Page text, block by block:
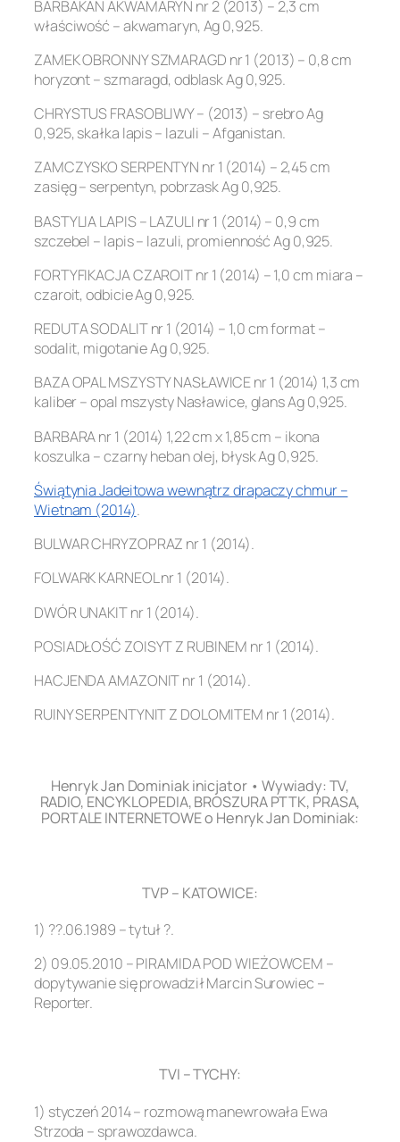
BARBAKAN AKWAMARYN nr 2 (2013) – 2,3 cm
właściwość – akwamaryn, Ag 0,925.
ZAMEK OBRONNY SZMARAGD nr 1 (2013) – 0,8 cm
horyzont – szmaragd, odblask Ag 0,925.
CHRYSTUS FRASOBLIWY – (2013) – srebro Ag
0,925, skałka lapis – lazuli – Afganistan.
ZAMCZYSKO SERPENTYN nr 1 (2014) – 2,45 cm
zasięg – serpentyn, pobrzask Ag 0,925.
BASTYLIA LAPIS – LAZULI nr 1 (2014) – 0,9 cm
szczebel – lapis – lazuli, promienność Ag 0,925.
FORTYFIKACJA CZAROIT nr 1 (2014) – 1,0 cm miara –
czaroit, odbicie Ag 0,925.
REDUTA SODALIT nr 1 (2014) – 1,0 cm format –
sodalit, migotanie Ag 0,925.
BAZA OPAL MSZYSTY NASŁAWICE nr 1 (2014) 1,3 cm
kaliber – opal mszysty Nasławice, glans Ag 0,925.
BARBARA nr 1 (2014) 1,22 cm x 1,85 cm – ikona
koszulka – czarny heban olej, błysk Ag 0,925.
Świątynia Jadeitowa wewnątrz drapaczy chmur –
Wietnam (2014).
BULWAR CHRYZOPRAZ nr 1 (2014).
FOLWARK KARNEOL nr 1 (2014).
DWÓR UNAKIT nr 1 (2014).
POSIADŁOŚĆ ZOISYT Z RUBINEM nr 1 (2014).
HACJENDA AMAZONIT nr 1 (2014).
RUINY SERPENTYNIT Z DOLOMITEM nr 1 (2014).
Henryk Jan Dominiak inicjator • Wywiady: TV,
RADIO, ENCYKLOPEDIA, BROSZURA PTTK, PRASA,
PORTALE INTERNETOWE o Henryk Jan Dominiak:
TVP – KATOWICE:
1) ??.06.1989 – tytuł ?.
2) 09.05.2010 – PIRAMIDA POD WIEŻOWCEM –
dopytywanie się prowadził Marcin Surowiec –
Reporter.
TVI – TYCHY:
1) styczeń 2014 – rozmową manewrowała Ewa
Strzoda – sprawozdawca.